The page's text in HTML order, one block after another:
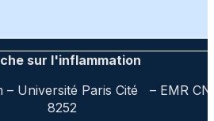
sur l'inflammation
– Université Paris Cité – EMR
8252